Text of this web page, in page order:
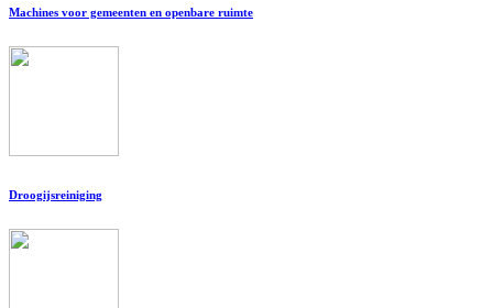
Machines voor gemeenten en openbare ruimte
Droogijsreiniging